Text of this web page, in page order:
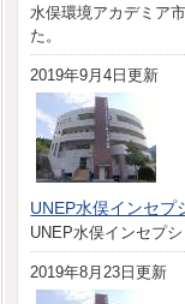
水俣環境アカデミア
た。
2019年9月4日更新
UNEP水俣インセプ
UNEP水俣インセプ
2019年8月23日更新